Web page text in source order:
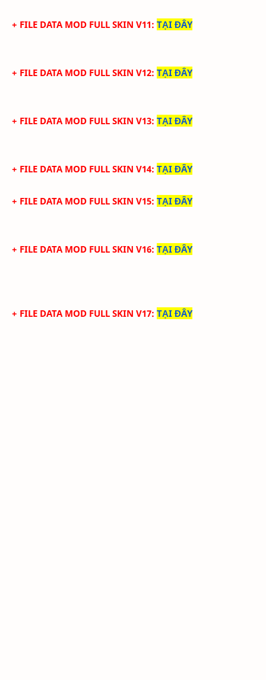
+ FILE DATA MOD FULL SKIN V11: TẠI ĐÂY
+ FILE DATA MOD FULL SKIN V12: TẠI ĐÂY
+ FILE DATA MOD FULL SKIN V13: TẠI ĐÂY
+ FILE DATA MOD FULL SKIN V14: TẠI ĐÂY
+ FILE DATA MOD FULL SKIN V15: TẠI ĐÂY
+ FILE DATA MOD FULL SKIN V16: TẠI ĐÂY
+ FILE DATA MOD FULL SKIN V17: TẠI ĐÂY